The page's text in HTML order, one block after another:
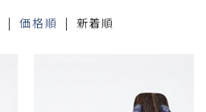
|価格順 | 新着順